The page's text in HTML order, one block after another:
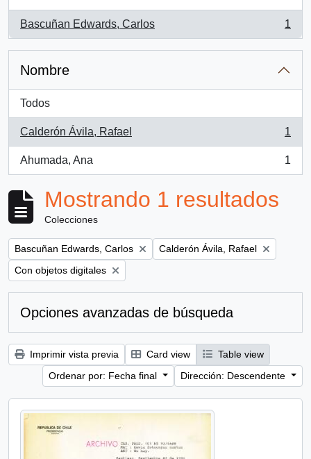
Bascuñan Edwards, Carlos
, 1 resultados
1
Nombre
Todos
Calderón Ávila, Rafael
, 1 resultados
1
Ahumada, Ana
, 1 resultados
1
Mostrando 1 resultados
Colecciones
Remove filter:
Bascuñan Edwards, Carlos Remove filter:
Calderón Ávila, Rafael
Remove filter:
Con objetos digitales
Opciones avanzadas de búsqueda
Imprimir vista previa Card view
Table view
Ordenar por: Fecha final
Dirección: Descendente